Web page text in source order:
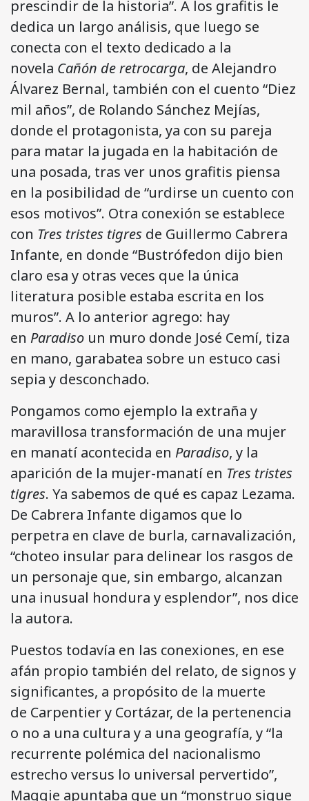
prescindir de la historia”. A los grafitis le
dedica un largo análisis, que luego se
conecta con el texto dedicado a la
novela Cañón de retrocarga, de Alejandro
Álvarez Bernal, también con el cuento “Diez
mil años”, de Rolando Sánchez Mejías,
donde el protagonista, ya con su pareja
para matar la jugada en la habitación de
una posada, tras ver unos grafitis piensa
en la posibilidad de “urdirse un cuento con
esos motivos”. Otra conexión se establece
con Tres tristes tigres de Guillermo Cabrera
Infante, en donde “Bustrófedon dijo bien
claro esa y otras veces que la única
literatura posible estaba escrita en los
muros”. A lo anterior agrego: hay
en Paradiso un muro donde José Cemí, tiza
en mano, garabatea sobre un estuco casi
sepia y desconchado.
Pongamos como ejemplo la extraña y
maravillosa transformación de una mujer
en manatí acontecida en Paradiso, y la
aparición de la mujer-manatí en Tres tristes
tigres. Ya sabemos de qué es capaz Lezama.
De Cabrera Infante digamos que lo
perpetra en clave de burla, carnavalización,
“choteo insular para delinear los rasgos de
un personaje que, sin embargo, alcanzan
una inusual hondura y esplendor”, nos dice
la autora.
Puestos todavía en las conexiones, en ese
afán propio también del relato, de signos y
significantes, a propósito de la muerte
de Carpentier y Cortázar, de la pertenencia
o no a una cultura y a una geografía, y “la
recurrente polémica del nacionalismo
estrecho versus lo universal pervertido”,
Maggie apuntaba que un “monstruo sigue